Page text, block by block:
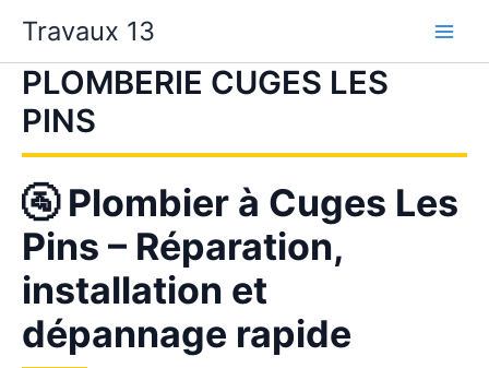
contenu
Travaux 13
PLOMBERIE CUGES LES
PINS
🚰 Plombier à Cuges Les
Pins – Réparation,
installation et
dépannage rapide